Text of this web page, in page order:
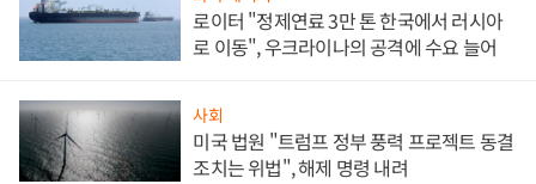
로이터 "정제연료 3만 톤 한국에서 러시아
로 이동", 우크라이나의 공격에 수요 늘어
사회
미국 법원 "트럼프 정부 풍력 프로젝트 동결
조치는 위법", 해제 명령 내려